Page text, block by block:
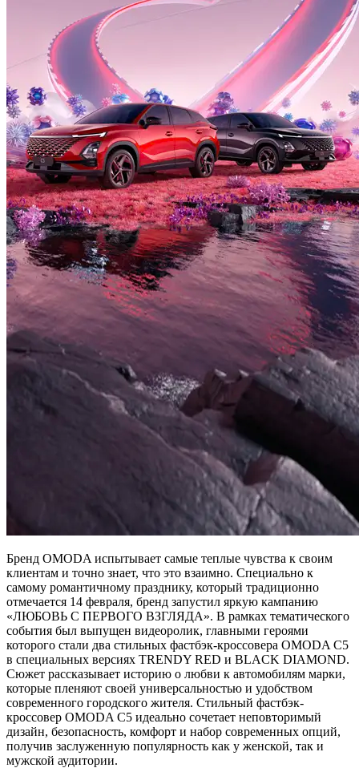
Бренд OMODA испытывает самые теплые чувства к своим
клиентам и точно знает, что это взаимно. Специально к
самому романтичному празднику, который традиционно
отмечается 14 февраля, бренд запустил яркую кампанию
«ЛЮБОВЬ С ПЕРВОГО ВЗГЛЯДА». В рамках тематического
события был выпущен видеоролик, главными героями
которого стали два стильных фастбэк-кроссовера OMODA C5
в специальных версиях TRENDY RED и BLACK DIAMOND.
Сюжет рассказывает историю о любви к автомобилям марки,
которые пленяют своей универсальностью и удобством
современного городского жителя. Стильный фастбэк-
кроссовер OMODA C5 идеально сочетает неповторимый
дизайн, безопасность, комфорт и набор современных опций,
получив заслуженную популярность как у женской, так и
мужской аудитории.